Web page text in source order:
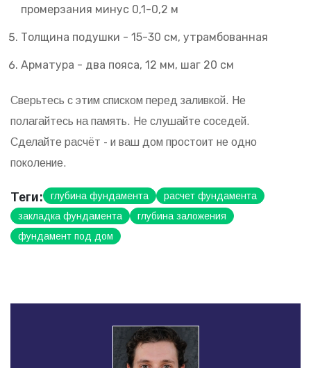
промерзания минус 0,1-0,2 м
Толщина подушки - 15-30 см, утрамбованная
Арматура - два пояса, 12 мм, шаг 20 см
Сверьтесь с этим списком перед заливкой. Не
полагайтесь на память. Не слушайте соседей.
Сделайте расчёт - и ваш дом простоит не одно
поколение.
Теги: глубина фундамента
расчет фундамента
закладка фундамента
глубина заложения
фундамент под дом